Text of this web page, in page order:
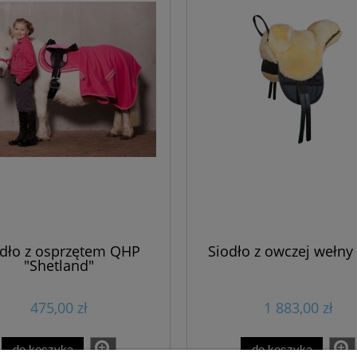
z osprzętem QHP
"Shetland"
475,00 zł
do koszyka
Siodło z owczej
1 883,00 zł
do koszyka